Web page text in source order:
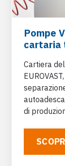
Pompe
cartaria
Cartiera
EUROVAST
di